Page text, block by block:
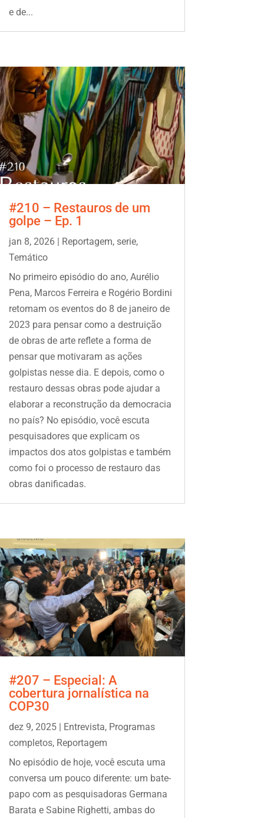
e de...
#210 – Restauros de um
golpe – Ep. 1
jan 8, 2026| Reportagem, serie,
Temático
No primeiro episódio do ano, Aurélio
Pena, Marcos Ferreira e Rogério Bordini
retomam os eventos do 8 de janeiro de
2023 para pensar como a destruição
de obras de arte reflete a forma de
pensar que motivaram as ações
golpistas nesse dia. E depois, como o
restauro dessas obras pode ajudar a
elaborar a reconstrução da democracia
no país? No episódio, você escuta
pesquisadores que explicam os
impactos dos atos golpistas e também
como foi o processo de restauro das
obras danificadas.
#207 – Especial: A
cobertura jornalística na
COP30
dez 9, 2025| Entrevista, Programas
completos, Reportagem
No episódio de hoje, você escuta uma
conversa um pouco diferente: um bate-
papo com as pesquisadoras Germana
Barata e Sabine Righetti, ambas do